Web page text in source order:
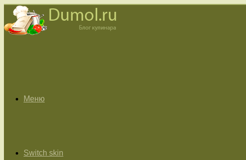
Меню
Switch skin